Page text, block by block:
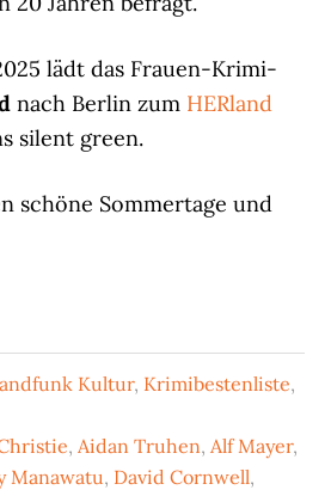
lädt das Frauen-Krimi-
nach Berlin zum HERland
silent green.
schöne Sommertage und
Kultur, Krimibestenliste,
, Aidan Truhen, Alf Mayer,
Manawatu, David Cornwell,